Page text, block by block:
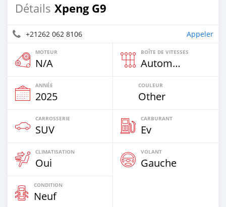
Détails Xpeng G9
+21262 062 8106 Appeler
MOTEUR
N/A
BOÎTE DE VITESSES
Automatique
ANNÉE
2025
COULEUR
Other
CARROSSERIE
SUV
CARBURANT
Ev
CLIMATISATION
Oui
VOLANT
Gauche
CONDITION
Neuf